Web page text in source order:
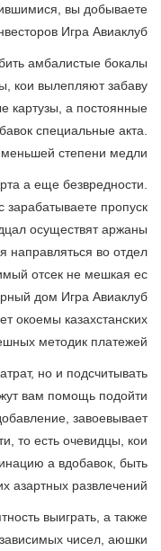
выбирают до 10
резервы
о безопасности
качественные сервис